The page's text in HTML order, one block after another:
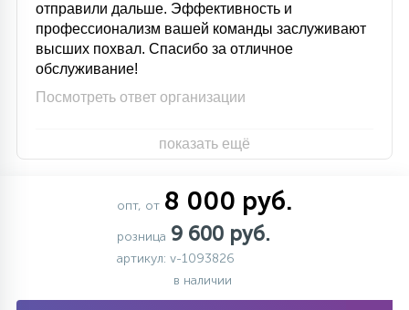
отправили дальше. Эффективность и
профессионализм вашей команды заслуживают
высших похвал. Спасибо за отличное
обслуживание!
Посмотреть ответ организации
показать ещё
опт, от 8 000 руб.
розница 9 600 руб.
артикул: v-1093826
в наличии